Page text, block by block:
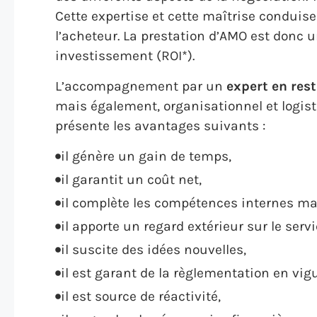
Cette expertise et cette maîtrise
l’acheteur. La prestation d’AMO est
investissement (ROI*).
L’accompagnement par un expert en
mais également, organisationnel et
présente les avantages suivants :
il génère un gain de temps,
il garantit un coût net,
il complète les compétences internes
il apporte un regard extérieur sur le
il suscite des idées nouvelles,
il est garant de la règlementation en
il est source de réactivité,